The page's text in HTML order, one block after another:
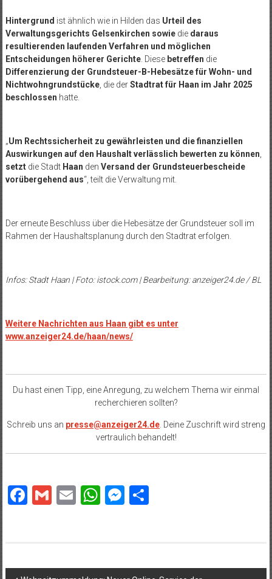
Hintergrund ist ähnlich wie in Hilden das Urteil des
Verwaltungsgerichts Gelsenkirchen sowiedie daraus
resultierenden laufenden Verfahren und möglichen
Entscheidungen höherer Gerichte. Diese betreffen die
Differenzierung der Grundsteuer-B-Hebesätze für Wohn- und
Nichtwohngrundstücke, die derStadtrat für Haan im Jahr 2025
beschlossen hatte.
„Um Rechtssicherheit zu gewährleisten und die finanziellen
Auswirkungen auf den Haushalt verlässlich bewerten zu können,
setztdie Stadt Haan den Versand der Grundsteuerbescheide
vorübergehend aus“, teilt die Verwaltung mit.
Der erneute Beschluss über die Hebesätze der Grundsteuer soll im
Rahmen der Haushaltsplanung durch den Stadtrat erfolgen.
Infos: Stadt Haan | Foto: istock.com | Bearbeitung: anzeiger24.de / BL
Weitere Nachrichten aus Haan gibt es unter
www.anzeiger24.de/haan/news/
Du hast einen Tipp, eine Anregung, zu welchem Thema wir einmal
recherchieren sollten?
Schreib uns an presse@anzeiger24.de. Deine Zuschrift wird streng
vertraulich behandelt!
Facebook
Gmail
EmailWhatsApp
Messenger
Teilen